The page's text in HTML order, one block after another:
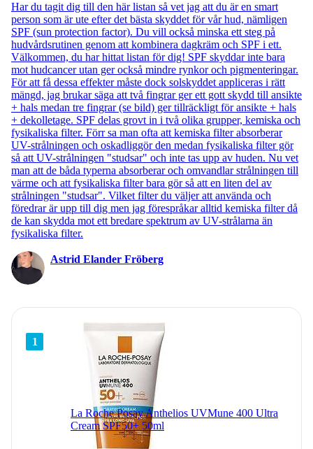
Har du tagit dig till den här listan så vet jag att du är en smart
person som är ute efter det bästa skyddet för vår hud, nämligen
SPF (sun protection factor). Du vill också minska ett steg på
hudvårdsrutinen genom att kombinera dagkräm och SPF i ett.
Välkommen, du har hittat listan för dig! SPF skyddar inte bara
mot hudcancer utan ger också mindre rynkor och pigmenteringar.
För att få dessa effekter måste dock solskyddet appliceras i rätt
mängd, jag brukar säga att två fingrar ger ett gott skydd till ansikte
+ hals medan tre fingrar (se bild) ger tillräckligt för ansikte + hals
+ dekolletage. SPF delas grovt in i två olika grupper, kemiska och
fysikaliska filter. Förr sa man ofta att kemiska filter absorberar
UV-strålningen och oskadliggör den medan fysikaliska filter gör
så att UV-strålningen "studsar" och inte tas upp av huden. Nu vet
man att de båda typerna absorberar och omvandlar strålningen till
värme och att fysikaliska filter bara gör så att en liten del av
strålningen "studsar". Vilket filter du väljer att använda och
föredrar är upp till dig men jag förespråkar alltid kemiska filter då
de kan skydda mot ett bredare spektrum av UV-strålarna än
fysikaliska filter.
Astrid Elander Fröberg
1
La Roche Posay Anthelios UVMune 400 Ultra
Cream SPF50+ 50ml